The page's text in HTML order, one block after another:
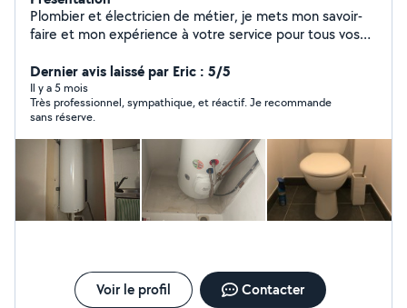
Plombier et électricien de métier, je mets mon savoir-
faire et mon expérience à votre service pour tous vos
Dernier avis laissé par Eric : 5/5
Il y a 5 mois
Très professionnel, sympathique, et réactif. Je recommande
sans réserve.
Voir le profil Contacter